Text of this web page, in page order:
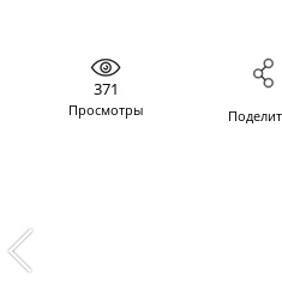
371
Просмотры